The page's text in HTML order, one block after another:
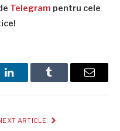
Telegram pentru cele
LinkedInTumblr Email
ARTICLE